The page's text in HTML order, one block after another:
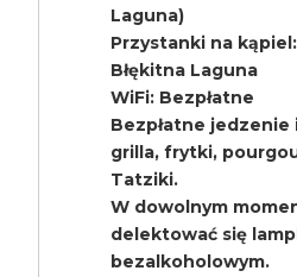
Laguna)
Przystanki na
Błękitna Laguna
WiFi: Bezpłatne
Bezpłatne jedzenie
grilla, frytki,
Tatziki.
W dowolnym
delektować się
bezalkoholowym.